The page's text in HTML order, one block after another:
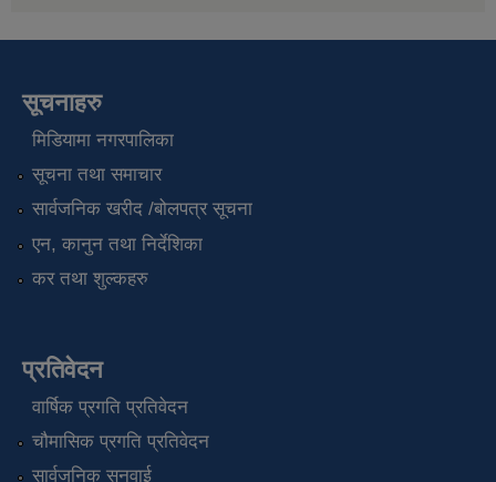
सूचनाहरु
मिडियामा नगरपालिका
सूचना तथा समाचार
सार्वजनिक खरीद /बोलपत्र सूचना
एन, कानुन तथा निर्देशिका
कर तथा शुल्कहरु
प्रतिवेदन
वार्षिक प्रगति प्रतिवेदन
चौमासिक प्रगति प्रतिवेदन
सार्वजनिक सुनुवाई